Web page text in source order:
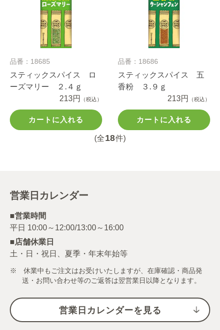
品番：18685
スティックスパイス ロ
ーズマリー ２.４ｇ
213円
（税込）
カートに入れる
品番：18686
スティックスパイス 五
香粉 ３.９ｇ
213円
（税込）
カートに入れる
(全18件)
営業日カレンダー
■営業時間
■店舗休業日
土・日・祝日、夏季・年末年始等
※ 休業中もご注文はお受けいたしますが、在庫確認・商品発
送・お問い合わせ等のご返答は翌営業日以降となります。
営業日カレンダーを見る